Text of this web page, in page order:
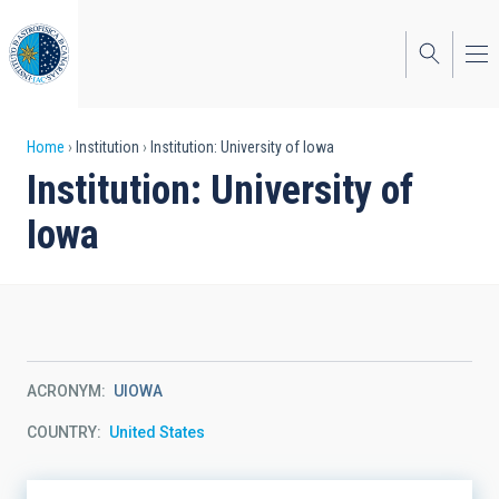
to
main
content
Breadcrumb
Home Institution Institution: University of Iowa
Institution: University of
Iowa
ACRONYM UIOWA
COUNTRY United States